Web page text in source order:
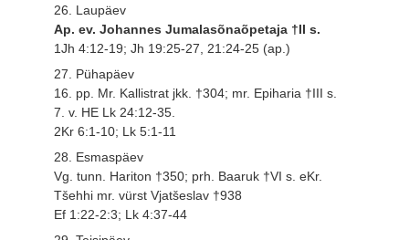
26. Laupäev
Ap. ev. Johannes Jumalasõnaõpetaja †II s.
1Jh 4:12-19; Jh 19:25-27, 21:24-25 (ap.)
27. Pühapäev
16. pp. Mr. Kallistrat jkk. †304; mr. Epiharia †III s.
7. v. HE Lk 24:12-35.
2Kr 6:1-10; Lk 5:1-11
28. Esmaspäev
Vg. tunn. Hariton †350; prh. Baaruk †VI s. eKr.
Tšehhi mr. vürst Vjatšeslav †938
Ef 1:22-2:3; Lk 4:37-44